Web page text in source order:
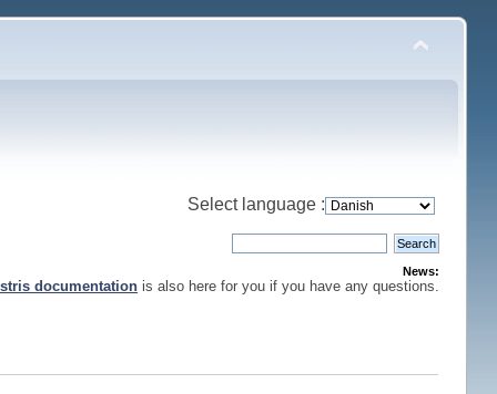
Select language :
News:
documentation is also here for you if you have any questions.